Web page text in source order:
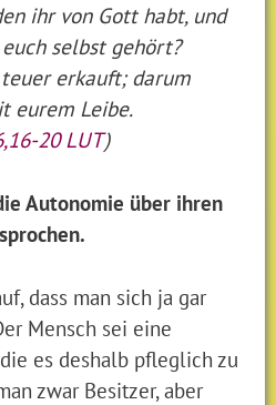
ihr von Gott habt, und
selbst gehört?
erkauft; darum
eurem Leibe.
20 LUT)
Autonomie über ihren
dass man sich ja gar
Mensch sei eine
es deshalb pfleglich zu
zwar Besitzer, aber